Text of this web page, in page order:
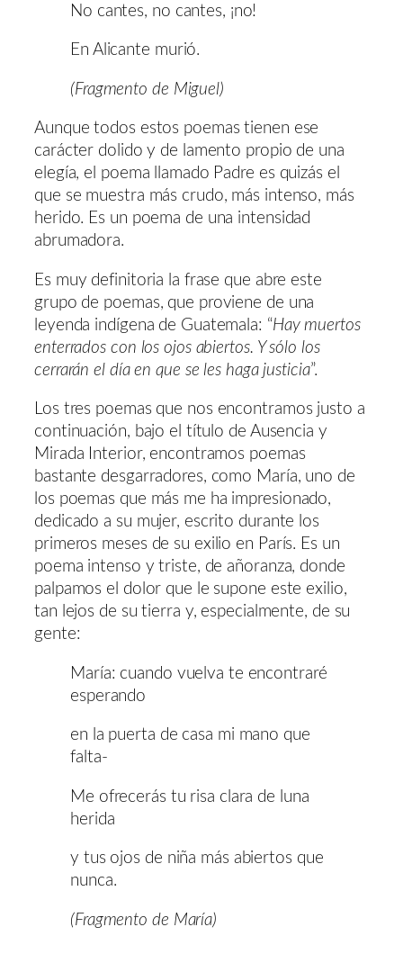
No cantes, no cantes, ¡no!
En Alicante murió.
(Fragmento de Miguel)
Aunque todos estos poemas tienen ese
carácter dolido y de lamento propio de una
elegía, el poema llamado Padre es quizás el
que se muestra más crudo, más intenso, más
herido. Es un poema de una intensidad
abrumadora.
Es muy definitoria la frase que abre este
grupo de poemas, que proviene de una
leyenda indígena de Guatemala: “Hay muertos
enterrados con los ojos abiertos. Y sólo los
cerrarán el día en que se les haga justicia”.
Los tres poemas que nos encontramos justo a
continuación, bajo el título de Ausencia y
Mirada Interior, encontramos poemas
bastante desgarradores, como María, uno de
los poemas que más me ha impresionado,
dedicado a su mujer, escrito durante los
primeros meses de su exilio en París. Es un
poema intenso y triste, de añoranza, donde
palpamos el dolor que le supone este exilio,
tan lejos de su tierra y, especialmente, de su
gente:
María: cuando vuelva te encontraré
esperando
en la puerta de casa mi mano que
falta-
Me ofrecerás tu risa clara de luna
herida
y tus ojos de niña más abiertos que
nunca.
(Fragmento de María)